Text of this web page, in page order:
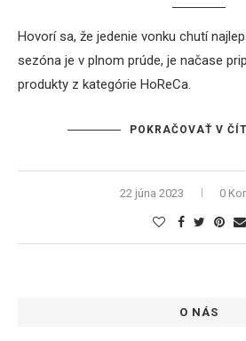
Hovorí sa, že jedenie vonku chutí
sezóna je v plnom prúde, je načase
produkty z kategórie HoReCa.
POKRAČOVAŤ V
22 júna 2023 0
O NÁS